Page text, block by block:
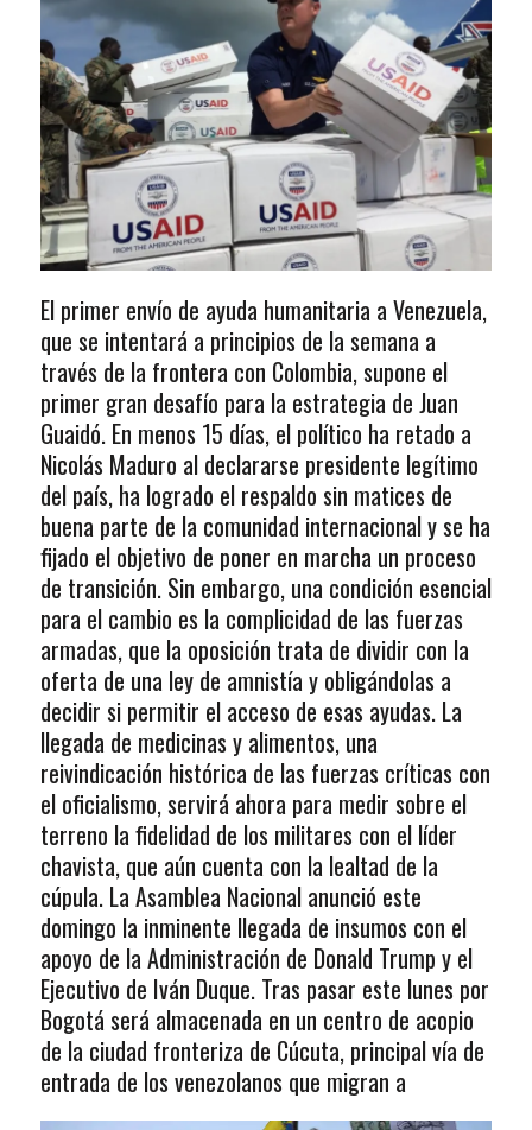
El primer envío de ayuda humanitaria a Venezuela,
que se intentará a principios de la semana a
través de la frontera con Colombia, supone el
primer gran desafío para la estrategia de Juan
Guaidó. En menos 15 días, el político ha retado a
Nicolás Maduro al declararse presidente legítimo
del país, ha logrado el respaldo sin matices de
buena parte de la comunidad internacional y se ha
fijado el objetivo de poner en marcha un proceso
de transición. Sin embargo, una condición esencial
para el cambio es la complicidad de las fuerzas
armadas, que la oposición trata de dividir con la
oferta de una ley de amnistía y obligándolas a
decidir si permitir el acceso de esas ayudas. La
llegada de medicinas y alimentos, una
reivindicación histórica de las fuerzas críticas con
el oficialismo, servirá ahora para medir sobre el
terreno la fidelidad de los militares con el líder
chavista, que aún cuenta con la lealtad de la
cúpula. La Asamblea Nacional anunció este
domingo la inminente llegada de insumos con el
apoyo de la Administración de Donald Trump y el
Ejecutivo de Iván Duque. Tras pasar este lunes por
Bogotá será almacenada en un centro de acopio
de la ciudad fronteriza de Cúcuta, principal vía de
entrada de los venezolanos que migran a